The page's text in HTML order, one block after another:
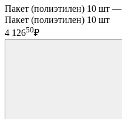
Пакет (полиэтилен) 10 шт —
Пакет (полиэтилен) 10 шт
4 12650₽